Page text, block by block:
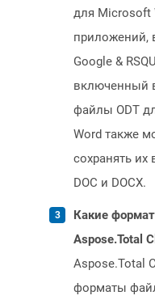
для Microsoft
приложений,
Google &
включенный
файлы ODT
Word также
сохранять их
DOC и DOCX.
Какие
Aspose.Total
Aspose.Total
форматы